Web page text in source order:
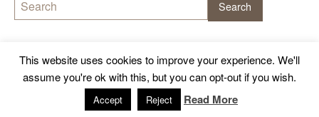
This website uses cookies to improve your experience. We'll
assume you're ok with this, but you can opt-out if you wish.
Accept Reject Read More